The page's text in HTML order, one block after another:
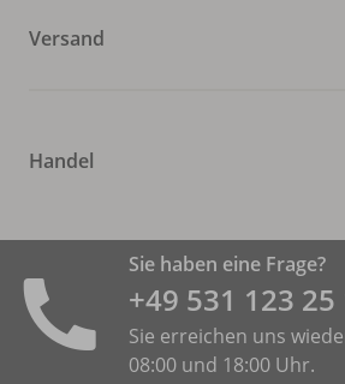
Versand
Handel
Sie haben eine Frage?
+49 531 ­123 25
Sie erreichen uns
08:00 und 18:00 Uhr.